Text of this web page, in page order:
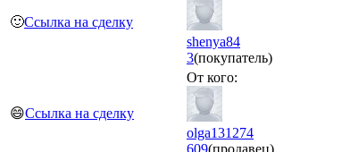
🙂Ссылка на сделку
shenya84
3(покупатель)
😄Ссылка на сделку
От кого:
olga131274
609(продавец)